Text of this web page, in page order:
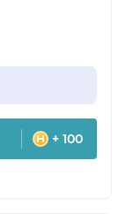
+ 100